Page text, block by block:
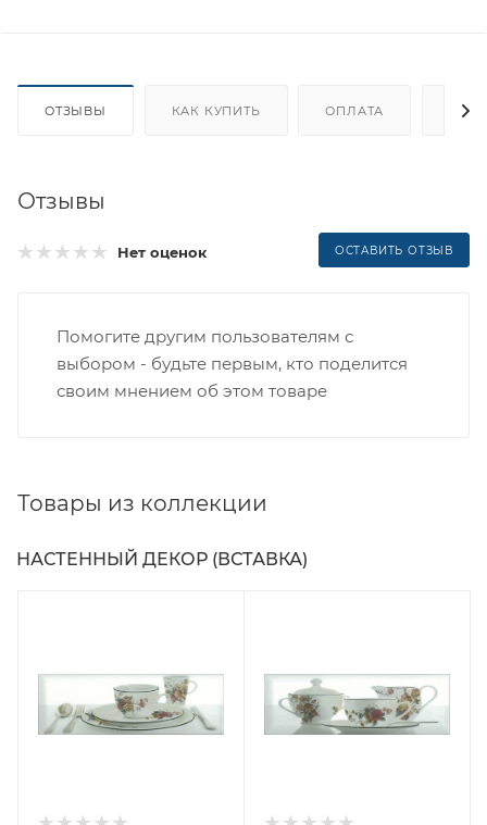
ОТЗЫВЫ КАК КУПИТЬ ОПЛАТА
Отзывы
Нет оценок ОСТАВИТЬ ОТЗЫВ
Помогите другим пользователям с
выбором - будьте первым, кто поделится
своим мнением об этом товаре
Товары из коллекции
НАСТЕННЫЙ ДЕКОР (ВСТАВКА)